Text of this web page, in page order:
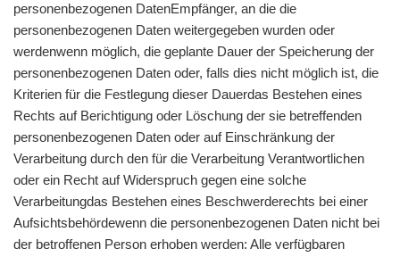
personenbezogenen DatenEmpfänger, an die die
personenbezogenen Daten weitergegeben wurden oder
werdenwenn möglich, die geplante Dauer der Speicherung der
personenbezogenen Daten oder, falls dies nicht möglich ist, die
Kriterien für die Festlegung dieser Dauerdas Bestehen eines
Rechts auf Berichtigung oder Löschung der sie betreffenden
personenbezogenen Daten oder auf Einschränkung der
Verarbeitung durch den für die Verarbeitung Verantwortlichen
oder ein Recht auf Widerspruch gegen eine solche
Verarbeitungdas Bestehen eines Beschwerderechts bei einer
Aufsichtsbehördewenn die personenbezogenen Daten nicht bei
der betroffenen Person erhoben werden: Alle verfügbaren